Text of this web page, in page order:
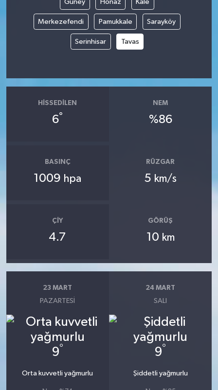
Güney Honaz Kale
Merkezefendi Pamukkale Sarayköy
Serinhisar Tavas
HISSEDILEN
6°
NEM
%86
BASINÇ
1009 hpa
RÜZGAR
5 km/s
ÇIY
4.7
GÖRÜŞ
10 km
23 MART
PAZARTESI
9°
Orta kuvvetli yağmurlu
24 MART
SALI
9°
Şiddetli yağmurlu